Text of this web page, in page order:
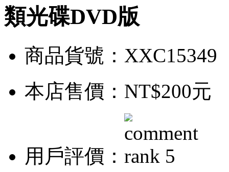
類光碟DVD版
商品貨號：XXC15349
本店售價： NT$200元
用戶評價：